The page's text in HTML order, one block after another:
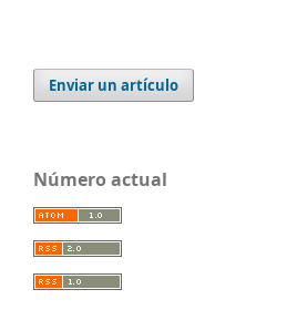
Enviar un artículo
Número actual